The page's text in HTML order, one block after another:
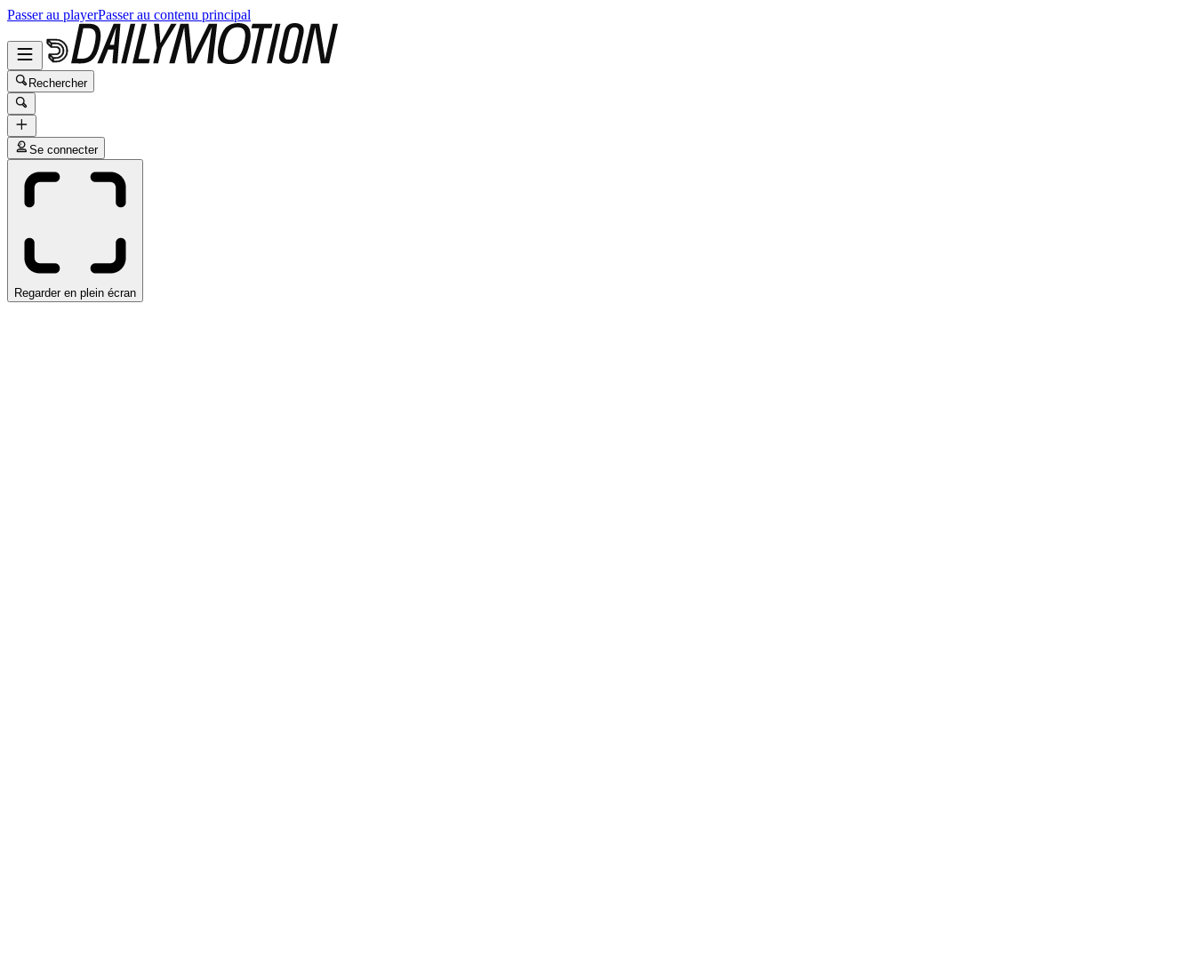
Passer au playerPasser au contenu principal
Rechercher
Se connecter
Regarder en plein écran